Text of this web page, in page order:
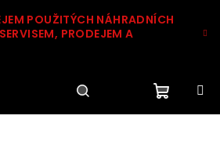
POUŽITÝCH NÁHRADNÍCH
PRODEJEM A
HledatPřihlášení